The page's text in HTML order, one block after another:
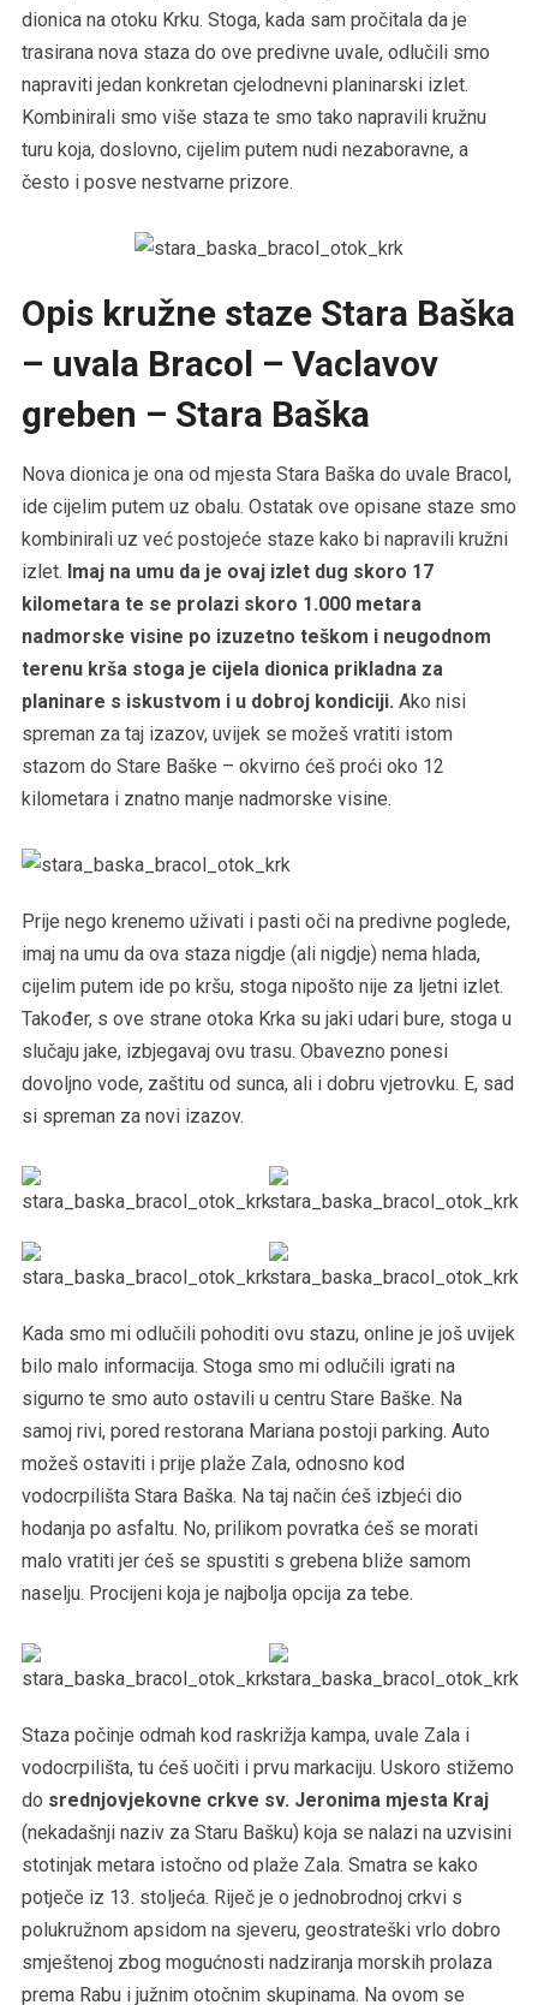
dionica na otoku Krku. Stoga, kada sam pročitala da je
trasirana nova staza do ove predivne uvale, odlučili smo
napraviti jedan konkretan cjelodnevni planinarski izlet.
Kombinirali smo više staza te smo tako napravili kružnu
turu koja, doslovno, cijelim putem nudi nezaboravne, a
često i posve nestvarne prizore.
Opis kružne staze Stara Baška
– uvala Bracol – Vaclavov
greben – Stara Baška
Nova dionica je ona od mjesta Stara Baška do uvale Bracol,
ide cijelim putem uz obalu. Ostatak ove opisane staze smo
kombinirali uz već postojeće staze kako bi napravili kružni
izlet. Imaj na umu da je ovaj izlet dug skoro 17
kilometara te se prolazi skoro 1.000 metara
nadmorske visine po izuzetno teškom i neugodnom
terenu krša stoga je cijela dionica prikladna za
planinare s iskustvom i u dobroj kondiciji. Ako nisi
spreman za taj izazov, uvijek se možeš vratiti istom
stazom do Stare Baške – okvirno ćeš proći oko 12
kilometara i znatno manje nadmorske visine.
Prije nego krenemo uživati i pasti oči na predivne poglede,
imaj na umu da ova staza nigdje (ali nigdje) nema hlada,
cijelim putem ide po kršu, stoga nipošto nije za ljetni izlet.
Također, s ove strane otoka Krka su jaki udari bure, stoga u
slučaju jake, izbjegavaj ovu trasu. Obavezno ponesi
dovoljno vode, zaštitu od sunca, ali i dobru vjetrovku. E, sad
si spreman za novi izazov.
Kada smo mi odlučili pohoditi ovu stazu, online je još uvijek
bilo malo informacija. Stoga smo mi odlučili igrati na
sigurno te smo auto ostavili u centru Stare Baške. Na
samoj rivi, pored restorana Mariana postoji parking. Auto
možeš ostaviti i prije plaže Zala, odnosno kod
vodocrpilišta Stara Baška. Na taj način ćeš izbjeći dio
hodanja po asfaltu. No, prilikom povratka ćeš se morati
malo vratiti jer ćeš se spustiti s grebena bliže samom
naselju. Procijeni koja je najbolja opcija za tebe.
Staza počinje odmah kod raskrižja kampa, uvale Zala i
vodocrpilišta, tu ćeš uočiti i prvu markaciju. Uskoro stižemo
do srednjovjekovne crkve sv. Jeronima mjesta Kraj
(nekadašnji naziv za Staru Bašku) koja se nalazi na uzvisini
stotinjak metara istočno od plaže Zala. Smatra se kako
potječe iz 13. stoljeća. Riječ je o jednobrodnoj crkvi s
polukružnom apsidom na sjeveru, geostrateški vrlo dobro
smještenoj zbog mogućnosti nadziranja morskih prolaza
prema Rabu i južnim otočnim skupinama. Na ovom se